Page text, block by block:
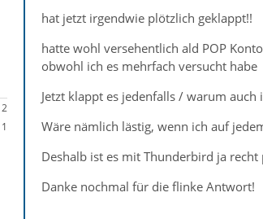
2
hat jetzt irgendwie plötzlich geklappt!!
hatte wohl versehentlich ald POP
obwohl ich es mehrfach versucht habe
Jetzt klappt es jedenfalls / warum auch
Wäre nämlich lästig, wenn ich auf
Deshalb ist es mit Thunderbird ja
Danke nochmal für die flinke Antwort!